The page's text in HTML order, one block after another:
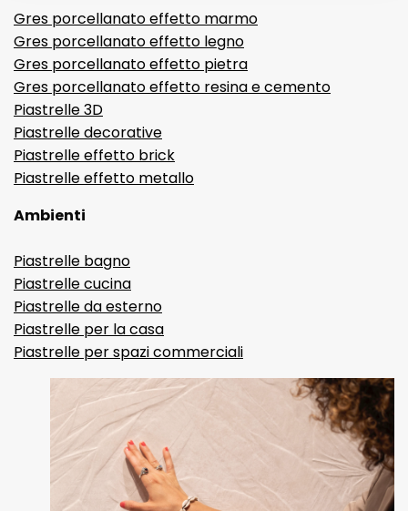
Gres porcellanato effetto marmo
Gres porcellanato effetto legno
Gres porcellanato effetto pietra
Gres porcellanato effetto resina e cemento
Piastrelle 3D
Piastrelle decorative
Piastrelle effetto brick
Piastrelle effetto metallo
Ambienti
Piastrelle bagno
Piastrelle cucina
Piastrelle da esterno
Piastrelle per la casa
Piastrelle per spazi commerciali